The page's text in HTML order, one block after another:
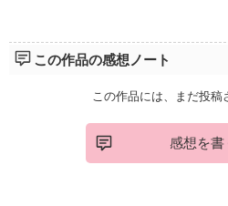
この作品の感想ノート
この作品には、まだ投稿
感想を書